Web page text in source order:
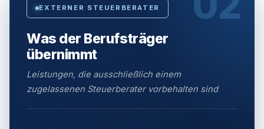
EXTERNER STEUERBERATER
Was der Berufsträger
übernimmt
Leistungen, die ausschließlich einem
zugelassenen Steuerberater vorbehalten sind